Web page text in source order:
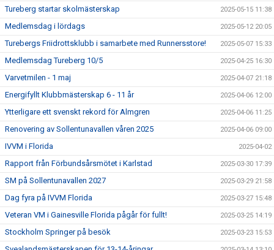
Tureberg startar skolmästerskap 2025-05-15 11:38
Medlemsdag i lördags 2025-05-12 20:05
Turebergs Friidrottsklubb i samarbete med Runnersstore! 2025-05-07 15:33
Medlemsdag Tureberg 10/5 2025-04-25 16:30
Varvetmilen - 1 maj 2025-04-07 21:18
Energifyllt Klubbmästerskap 6 - 11 år 2025-04-06 12:00
Ytterligare ett svenskt rekord för Almgren 2025-04-06 11:25
Renovering av Sollentunavallen våren 2025 2025-04-06 09:00
IVVM i Florida 2025-04-02
Rapport från Förbundsårsmötet i Karlstad 2025-03-30 17:39
SM på Sollentunavallen 2027 2025-03-29 21:58
Dag fyra på IVVM Florida 2025-03-27 15:48
Veteran VM i Gainesville Florida pågår för fullt! 2025-03-25 14:19
Stockholm Springer på besök 2025-03-23 15:53